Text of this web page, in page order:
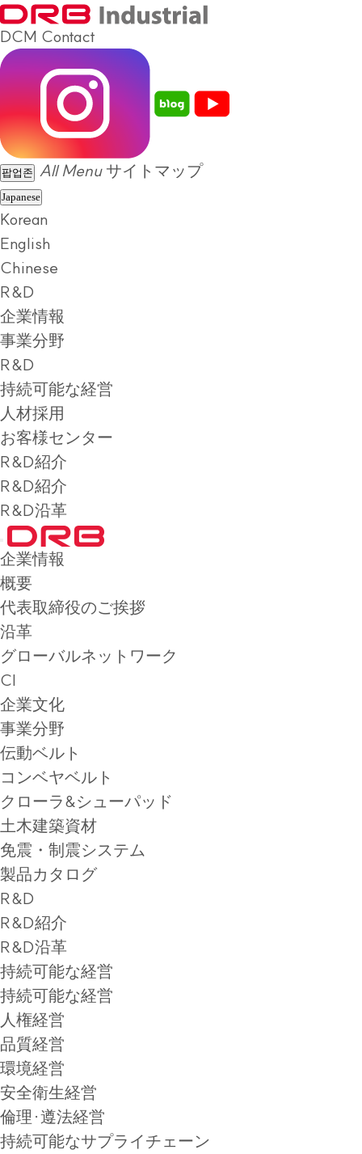
DCM Contact
팝업존 All Menu サイトマップ
Japanese
Korean
English
Chinese
R&D
企業情報
事業分野
R&D
持続可能な経営
人材採用
お客様センター
R&D紹介
R&D紹介
R&D沿革
企業情報
概要
代表取締役のご挨拶
沿革
グローバルネットワーク
CI
企業文化
事業分野
伝動ベルト
コンベヤベルト
クローラ&シューパッド
土木建築資材
免震・制震システム
製品カタログ
R&D
R&D紹介
R&D沿革
持続可能な経営
持続可能な経営
人権経営
品質経営
環境経営
安全衛生経営
倫理·遵法経営
持続可能なサプライチェーン